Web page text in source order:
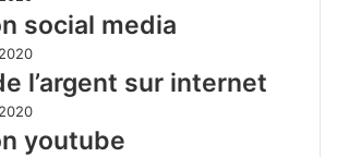
social media
l’argent sur internet
youtube